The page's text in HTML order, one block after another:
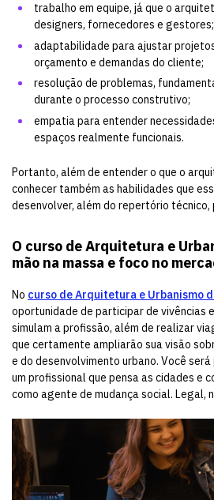
trabalho em equipe, já que o
designers, fornecedores e gestores;
adaptabilidade para ajustar
orçamento e demandas do cliente;
resolução de problemas,
durante o processo construtivo;
empatia para entender
espaços realmente funcionais.
Portanto, além de entender o que o
conhecer também as habilidades que
desenvolver, além do repertório
O curso de Arquitetura e
mão na massa e foco no
No curso de Arquitetura e Urbanismo
oportunidade de participar de vivências
simulam a profissão, além de realizar
que certamente ampliarão sua visão
e do desenvolvimento urbano. Você
um profissional que pensa as cidades e
como agente de mudança social. Legal,